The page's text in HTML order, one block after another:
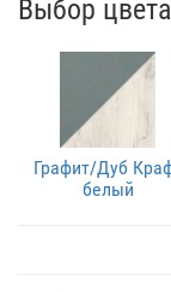
Выбор
Графит/Дуб
белый